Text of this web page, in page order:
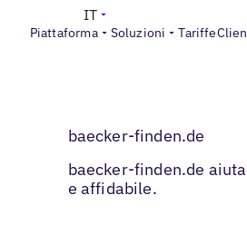
Piattaforma Soluzioni Tariffe
IT
baecker-finden.de
baecker-finden.de
e affidabile.